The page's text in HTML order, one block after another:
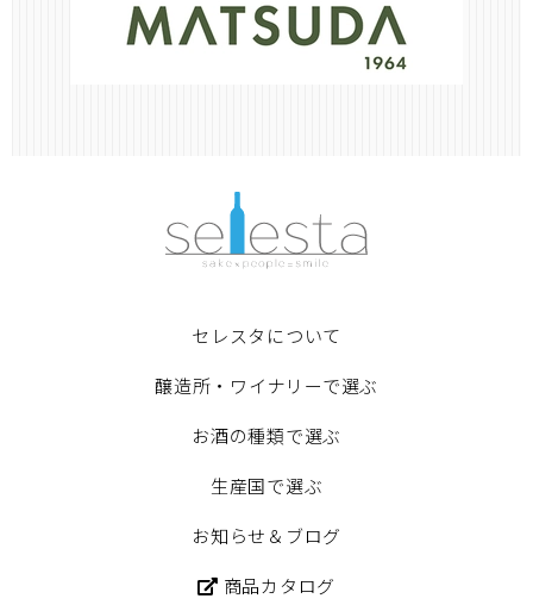
セレスタについて
醸造所・ワイナリーで選ぶ
お酒の種類で選ぶ
生産国で選ぶ
お知らせ＆ブログ
商品カタログ